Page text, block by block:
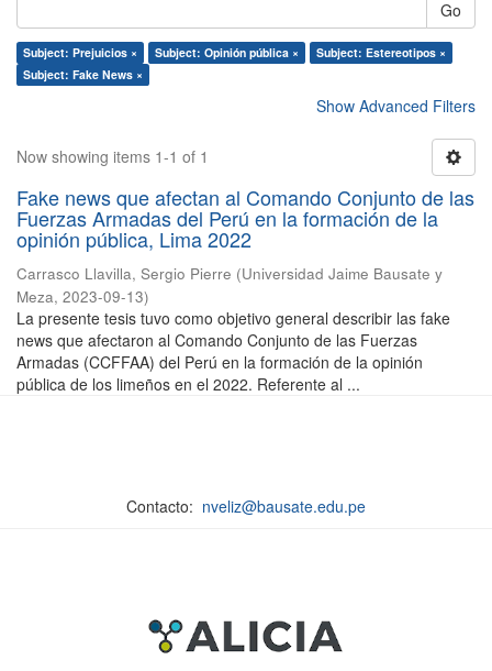
Go
Subject: Prejuicios × Subject: Opinión pública ×
Subject: Estereotipos ×
Subject: Fake News ×
Show Advanced Filters
Now showing items 1-1 of 1
Fake news que afectan al Comando Conjunto de las
Fuerzas Armadas del Perú en la formación de la
opinión pública, Lima 2022
Carrasco Llavilla, Sergio Pierre (Universidad Jaime Bausate y
Meza, 2023-09-13)
La presente tesis tuvo como objetivo general describir las fake
news que afectaron al Comando Conjunto de las Fuerzas
Armadas (CCFFAA) del Perú en la formación de la opinión
pública de los limeños en el 2022. Referente al ...
Contacto: nveliz@bausate.edu.pe